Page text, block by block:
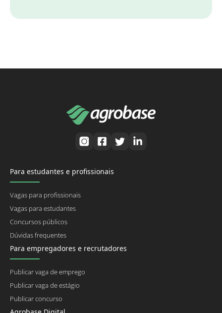
Para estudantes e profissionais
Vagas para profissionais
Vagas para estudantes
Concursos públicos
Dúvidas frequentes
Para empregadores e recrutadores
Publicar vaga de emprego
Publicar vaga de estágio
Publicar concurso